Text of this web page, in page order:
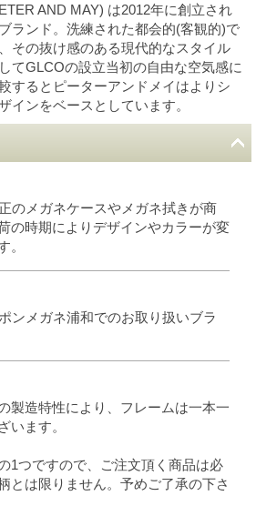
AND MAY) は2012年に創立され
ランド。洗練された都会的(客観的)で
その抜け感のある現代的なスタイル
てGLCOの設立当初の自由な空気感に
するとピーターアンドメイはよりシ
インをベースとしています。
のメガネケースやメガネ拭きが商
の時期によりデザインやカラーが変
。
ンメガネ浦和でのお取り扱いブラ
製造特性により、フレームは一本一
います。
1つですので、ご注文頂く商品は必
とは限りません。予めご了承の下さ